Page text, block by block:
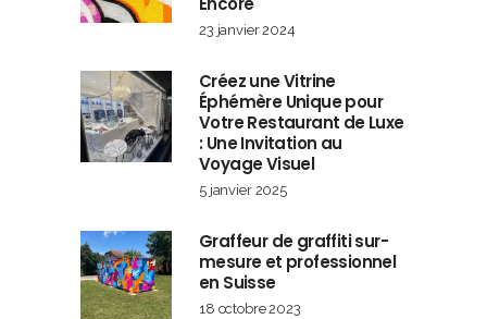
23 janvier 2024
Créez une Vitrine
Éphémère Unique pour
Votre Restaurant de Luxe
: Une Invitation au
Voyage Visuel
5 janvier 2025
Graffeur de graffiti sur-
mesure et professionnel
en Suisse
18 octobre 2023